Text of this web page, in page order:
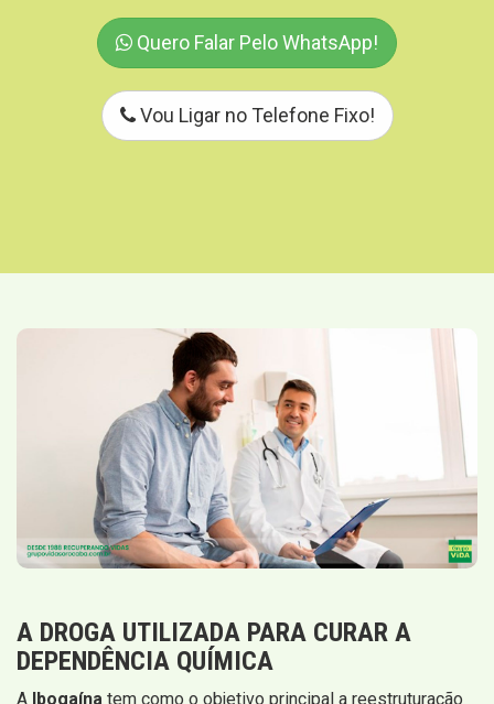
Quero Falar Pelo WhatsApp!
Vou Ligar no Telefone Fixo!
A DROGA UTILIZADA PARA CURAR A
DEPENDÊNCIA QUÍMICA
A Ibogaína tem como o objetivo principal a reestruturação